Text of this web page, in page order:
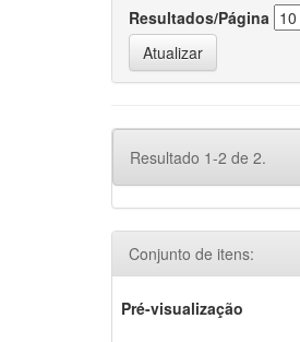
Resultados/Página
Resultado 1-2 de 2.
Conjunto de itens:
Pré-visualização